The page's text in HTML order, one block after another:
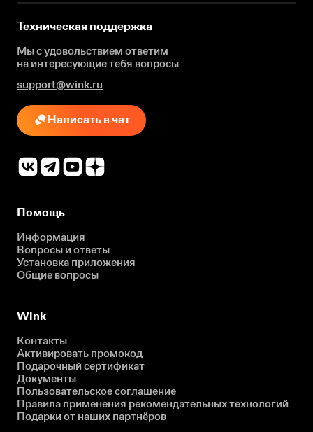
Техническая поддержка
Мы с удовольствием ответим
на интересующиетебя вопросы
support@wink.ru
Написать в чат
Помощь
Информация
Вопросы и ответы
Установка приложения
Общие вопросы
Wink
Контакты
Активировать промокод
Подарочный сертификат
Документы
Пользовательское соглашение
Правила применения рекомендательных технологий
Подарки от наших партнёров